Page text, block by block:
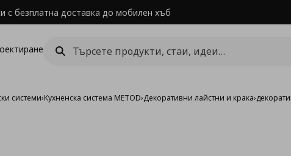
с безплатна доставка до мобилен хъб
системи›Кухненска система METOD›Декоративни лайстни и крака›